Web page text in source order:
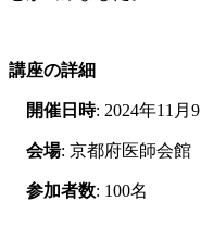
講座の詳細
開催日時: 2024年11 月 9
会場: 京都府医師会館
参加者数: 100名